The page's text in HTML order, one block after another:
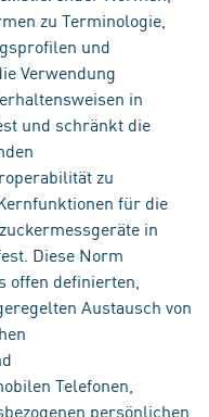
zu Terminologie,
und
Verwendung
in
und schränkt die
zu
für die
in
Diese Norm
offen definierten,
Austausch von
Telefonen,
persönlichen